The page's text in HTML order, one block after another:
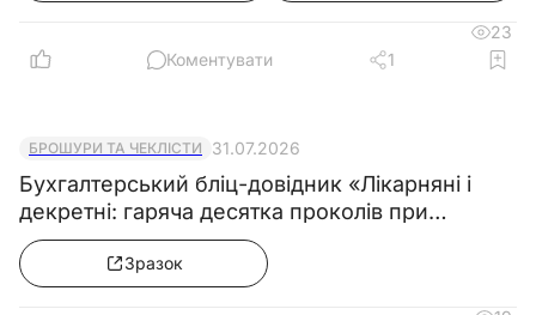
Скорочене найменування (за наявності)
23
Коментувати
1
БРОШУРИ ТА ЧЕКЛІСТИ 31.07.2026
Бухгалтерський бліц-довідник «Лікарняні і
декретні: гаряча десятка проколів при
розрахунку середньої зарплати»
Зразок